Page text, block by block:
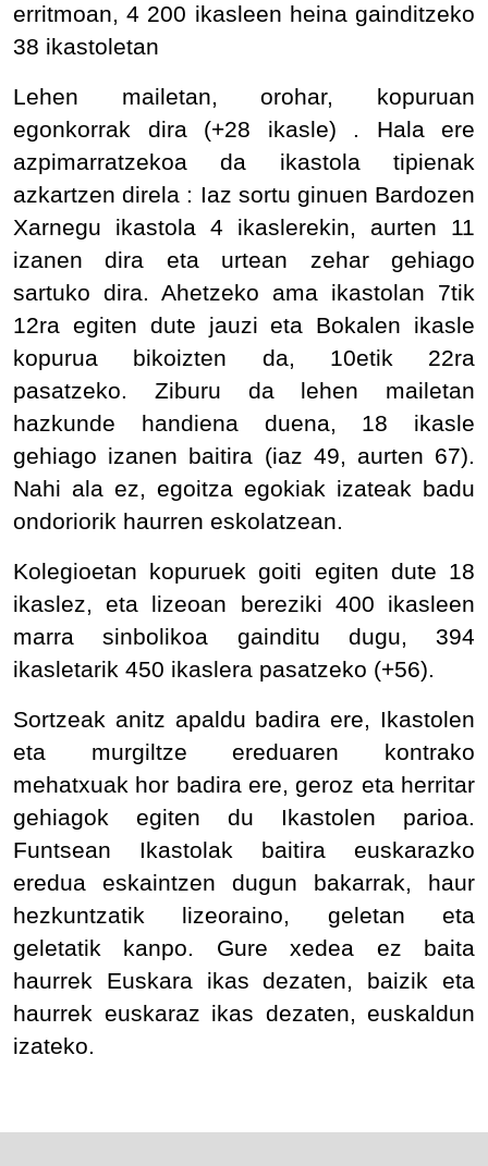
erritmoan, 4 200 ikasleen heina gainditzeko
38 ikastoletan
Lehen mailetan, orohar, kopuruan
egonkorrak dira (+28 ikasle) . Hala ere
azpimarratzekoa da ikastola tipienak
azkartzen direla : Iaz sortu ginuen Bardozen
Xarnegu ikastola 4 ikaslerekin, aurten 11
izanen dira eta urtean zehar gehiago
sartuko dira. Ahetzeko ama ikastolan 7tik
12ra egiten dute jauzi eta Bokalen ikasle
kopurua bikoizten da, 10etik 22ra
pasatzeko. Ziburu da lehen mailetan
hazkunde handiena duena, 18 ikasle
gehiago izanen baitira (iaz 49, aurten 67).
Nahi ala ez, egoitza egokiak izateak badu
ondoriorik haurren eskolatzean.
Kolegioetan kopuruek goiti egiten dute 18
ikaslez, eta lizeoan bereziki 400 ikasleen
marra sinbolikoa gainditu dugu, 394
ikasletarik 450 ikaslera pasatzeko (+56).
Sortzeak anitz apaldu badira ere, Ikastolen
eta murgiltze ereduaren kontrako
mehatxuak hor badira ere, geroz eta herritar
gehiagok egiten du Ikastolen parioa.
Funtsean Ikastolak baitira euskarazko
eredua eskaintzen dugun bakarrak, haur
hezkuntzatik lizeoraino, geletan eta
geletatik kanpo. Gure xedea ez baita
haurrek Euskara ikas dezaten, baizik eta
haurrek euskaraz ikas dezaten, euskaldun
izateko.